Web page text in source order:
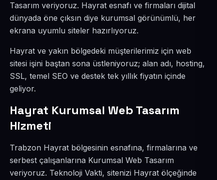
Tasarım veriyoruz. Hayrat esnafı ve firmaları dijital
dünyada öne çıksın diye kurumsal görünümlü, her
ekrana uyumlu siteler hazırlıyoruz.
Hayrat ve yakın bölgedeki müşterilerimiz için web
sitesi işini baştan sona üstleniyoruz; alan adı, hosting,
SSL, temel SEO ve destek tek yıllık fiyatın içinde
geliyor.
Hayrat Kurumsal Web Tasarım
Hizmeti
Trabzon Hayrat bölgesinin esnafına, firmalarına ve
serbest çalışanlarına Kurumsal Web Tasarım
veriyoruz. Teknoloji Vakti, sitenizi Hayrat ölçeğinde